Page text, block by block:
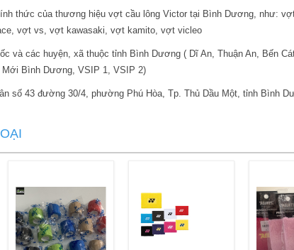
thức của thương hiệu vợt cầu lông Victor tại Bình Dương, như:
vợt vs, vợt kawasaki, vợt kamito, vợt vicleo
và các huyện, xã thuộc tỉnh Bình Dương ( Dĩ An, Thuận An, Bến
Mới Bình Dương, VSIP 1, VSIP 2)
số 43 đường 30/4, phường Phú Hòa, Tp. Thủ Dầu Một, tỉnh Bình